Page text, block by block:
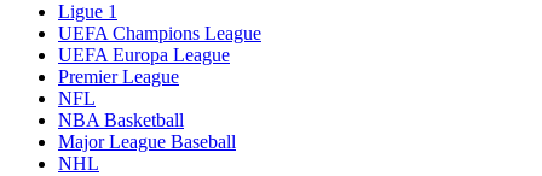
Ligue 1
UEFA Champions League
UEFA Europa League
Premier League
NFL
NBA Basketball
Major League Baseball
NHL